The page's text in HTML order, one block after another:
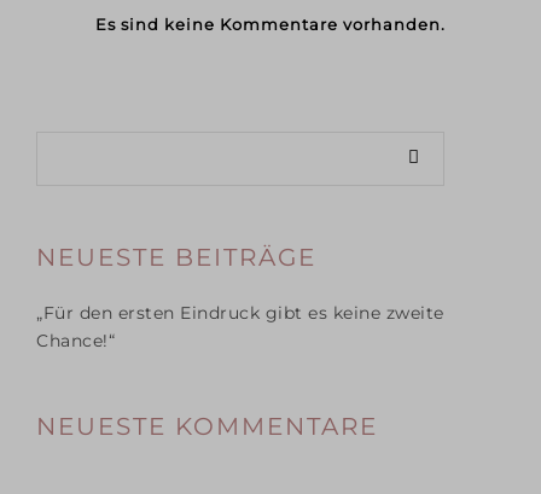
Es sind keine Kommentare vorhanden.
NEUESTE BEITRÄGE
„Für den ersten Eindruck gibt es keine zweite
Chance!“
NEUESTE KOMMENTARE